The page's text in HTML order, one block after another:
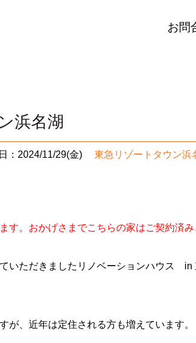
お問
浜名湖
：2024/11/29(金) 東急リゾートタウン浜
す。おかげさまでこちらの家はご契約済み
いただきましたリノベーションハウス in
が、近年は定住される方も増えています。